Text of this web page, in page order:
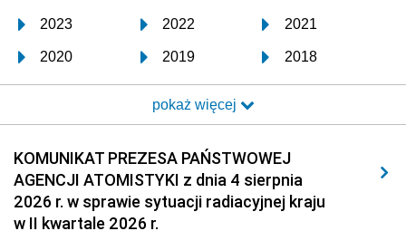
2023 2022 2021
2020 2019 2018
2017 2016 2015
2014 2013 2012
2011 2010 2009
2008 2007 2006
2005
pokaż więcej
KOMUNIKAT PREZESA PAŃSTWOWEJ
AGENCJI ATOMISTYKI z dnia 4 sierpnia
2026 r. w sprawie sytuacji radiacyjnej kraju
w II kwartale 2026 r.